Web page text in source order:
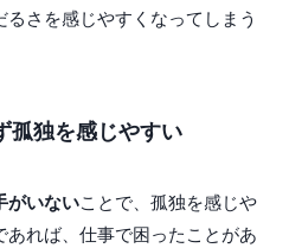
さを感じやすくなってしまう
孤独を感じやすい
がいないことで、孤独を感じや
れば、仕事で困ったことがあ